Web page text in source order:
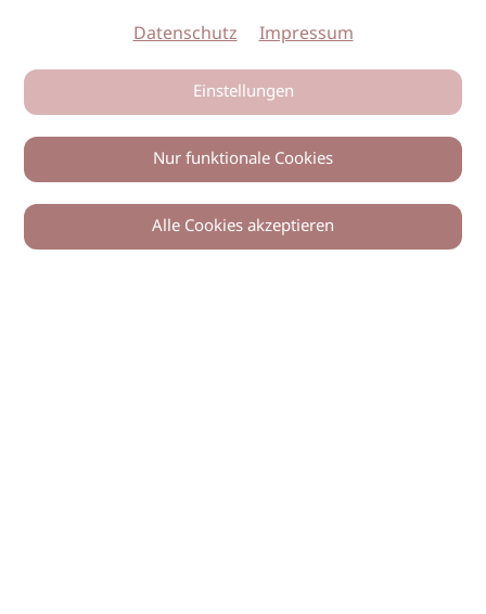
Datenschutz Impressum
Einstellungen
Nur funktionale Cookies
Alle Cookies akzeptieren